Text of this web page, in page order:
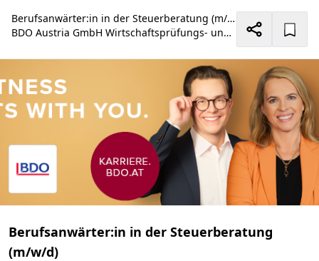
Berufsanwärter:in in der Steuerberatung (m/w/d)
BDO Austria GmbH Wirtschaftsprüfungs- und Steuerberatungsgesellschaft
Berufsanwärter:in in der Steuerberatung
(m/w/d)